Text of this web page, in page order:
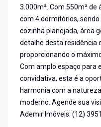
3.000m². Com 550m² de
com 4 dormitórios, sendo
cozinha planejada, área
detalhe desta residência
proporcionando o
Com amplo espaço para
convidativa, esta é a
harmonia com a
moderno. Agende sua
Ademir Imóveis: (12)